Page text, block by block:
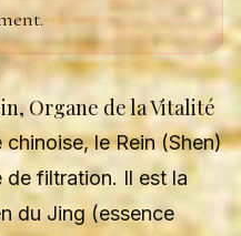
Organe de la Vitalité
le Rein (Shen)
de filtration. Il est la
du Jing (essence